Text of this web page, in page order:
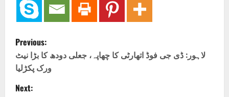
P
o
s
Previous:
لاہور: ڈی جی فوڈ اتھارٹی کا چھاپہ، جعلی دودھ کا بڑا نیٹ
ورک پکڑلیا
Next: